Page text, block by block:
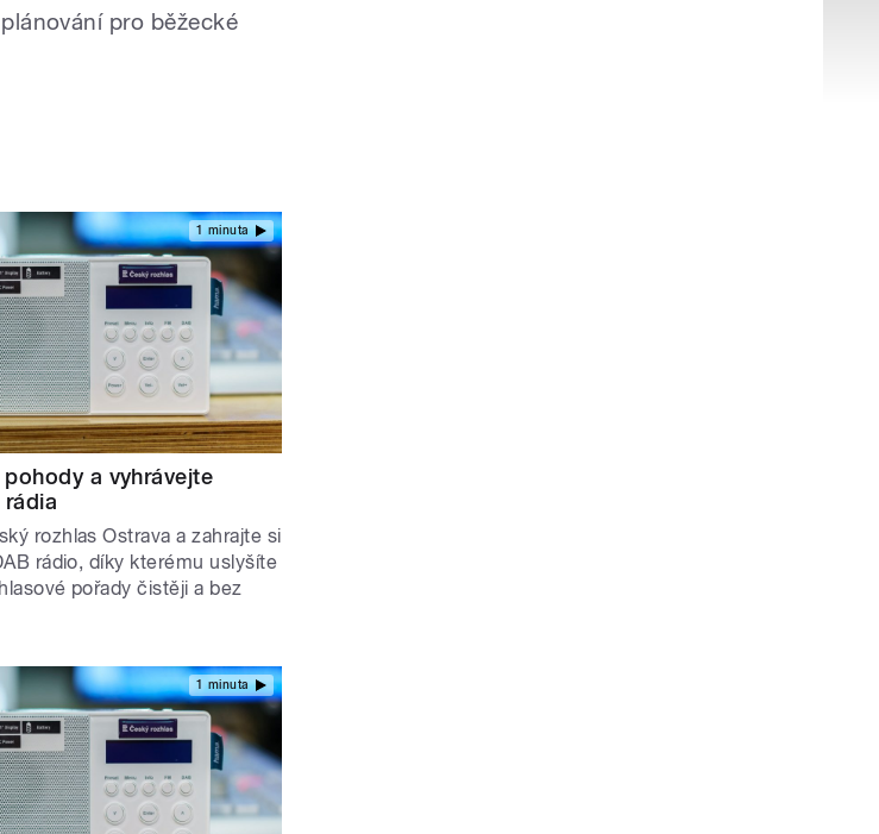
pro běžecké
1 minuta
a vyhrávejte
rozhlas Ostrava a zahrajte si
rádio, díky kterému uslyšíte
pořady čistěji a bez
1 minuta